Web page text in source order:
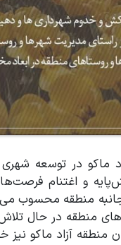
ماکو در توسعه
و اغتنام
منطقه محسوب
منطقه در حال
آزاد ماکو نیز